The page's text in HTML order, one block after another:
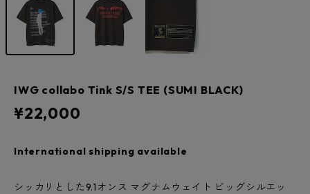
IWG collabo Tink S/S TEE (SUMI BLACK)
¥22,000
International shipping available
シッカリとした9.1オンス マグナムウェイト ビッグシルエッ